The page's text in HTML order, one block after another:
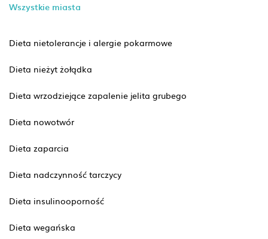
Wszystkie miasta
Dieta nietolerancje i alergie pokarmowe
Dieta nieżyt żołądka
Dieta wrzodziejące zapalenie jelita grubego
Dieta nowotwór
Dieta zaparcia
Dieta nadczynność tarczycy
Dieta insulinooporność
Dieta wegańska